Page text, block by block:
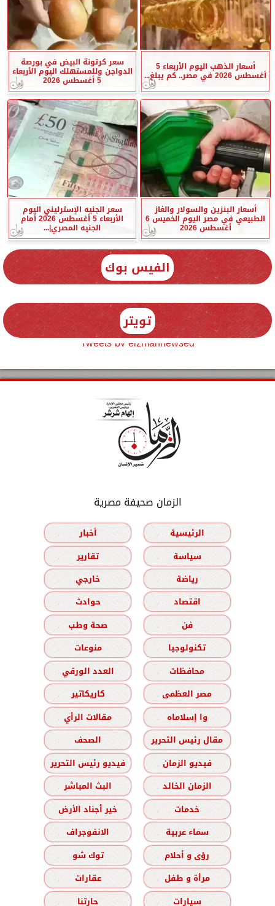
أسعار الذهب اليوم الأربعاء 5
أغسطس 2026 في مصر.. كم يبلغ...
سعر كرتونة البيض في بورصة
الدواجن وللمستهلك اليوم الأربعاء
5 أغسطس 2026
أسعار البنزين والسولار والغاز
الطبيعي في مصر اليوم الخميس 6
أغسطس 2026
سعر الجنيه الإسترليني اليوم
الأربعاء 5 أغسطس 2026 أمام
الجنيه المصري|...
الفيس بوك
تويتر
Tweets by elzmannewseg
الزمان صحيفة مصرية
الرئيسية
أخبار
سياسة
تقارير
رياضة
خارجي
اقتصاد
حوادث
فن
صحة وطب
تكنولوجيا
منوعات
محافظات
العدد الورقي
مصر العظمى
كاريكاتير
وا إسلاماه
مقالات الرأي
مقال رئيس التحرير
الصحف
فيديو الزمان
فيديو رئيس التحرير
الزمان الخالد
البث المباشر
خدمات
خير أجناد الأرض
سماء عربية
الانفوجراف
رؤى و أحلام
توك شو
مرأة و طفل
عقارات
سيارات
حارتنا